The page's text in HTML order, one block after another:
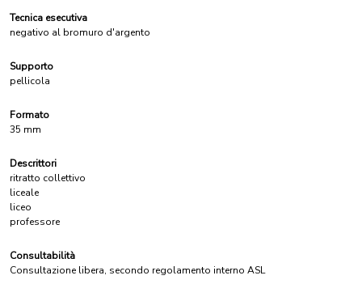
Tecnica esecutiva
negativo al bromuro d'argento
Supporto
pellicola
Formato
35 mm
Descrittori
ritratto collettivo
liceale
liceo
professore
Consultabilità
Consultazione libera, secondo regolamento interno ASL